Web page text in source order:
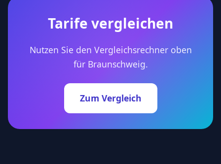
Tarife vergleichen
Nutzen Sie den Vergleichsrechner oben
für Braunschweig.
Zum Vergleich